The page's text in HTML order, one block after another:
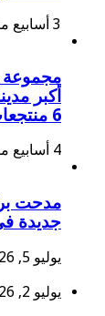
أكبر
6 منتجعات و5 آلاف غرفة
مدحت
جديدة
يوليو 5, 2026
يوليو 2, 2026